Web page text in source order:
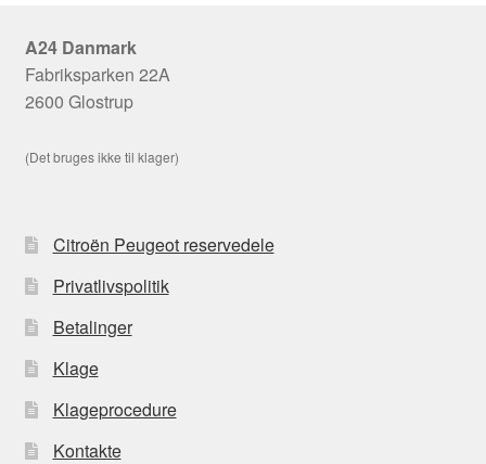
A24 Danmark
Fabriksparken 22A
2600 Glostrup
(Det bruges ikke til klager)
Citroën Peugeot reservedele
Privatlivspolitik
Betalinger
Klage
Klageprocedure
Kontakte